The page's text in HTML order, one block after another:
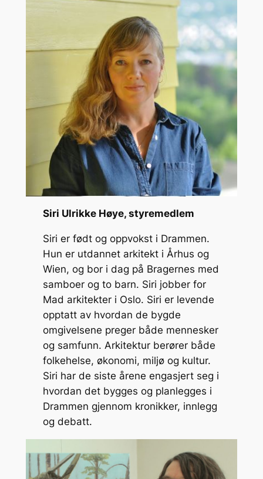
Siri Ulrikke Høye, styremedlem
Siri er født og oppvokst i Drammen.
Hun er utdannet arkitekt i Århus og
Wien, og bor i dag på Bragernes med
samboer og to barn. Siri jobber for
Mad arkitekter i Oslo. Siri er levende
opptatt av hvordan de bygde
omgivelsene preger både mennesker
og samfunn. Arkitektur berører både
folkehelse, økonomi, miljø og kultur.
Siri har de siste årene engasjert seg i
hvordan det bygges og planlegges i
Drammen gjennom kronikker, innlegg
og debatt.